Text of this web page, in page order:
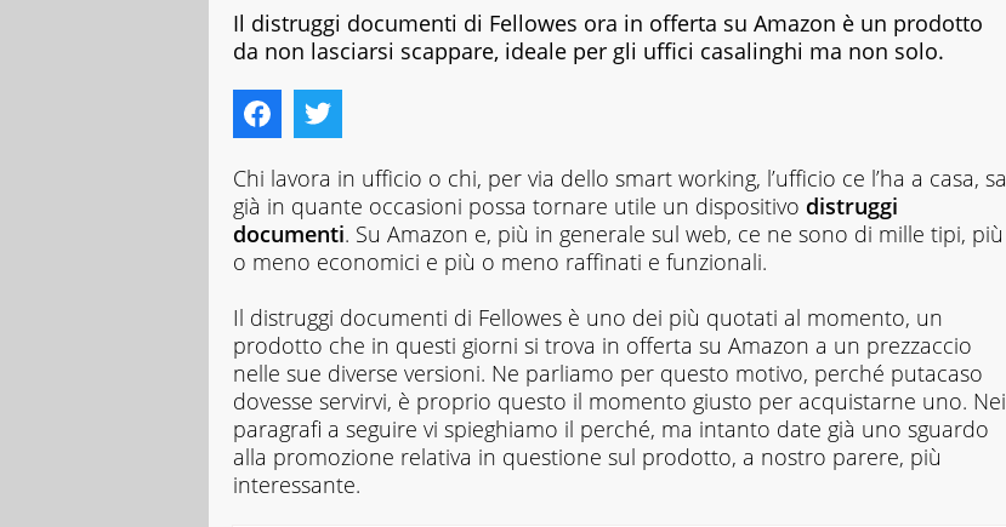
Il distruggi documenti di Fellowes ora in offerta su Amazon è un prodotto
da non lasciarsi scappare, ideale per gli uffici casalinghi ma non solo.
Chi lavora in ufficio o chi, per via dello smart working, l’ufficio ce l’ha a casa, sa
già in quante occasioni possa tornare utile un dispositivo distruggi
documenti. Su Amazon e, più in generale sul web, ce ne sono di mille tipi, più
o meno economici e più o meno raffinati e funzionali.
Il distruggi documenti di Fellowes è uno dei più quotati al momento, un
prodotto che in questi giorni si trova in offerta su Amazon a un prezzaccio
nelle sue diverse versioni. Ne parliamo per questo motivo, perché putacaso
dovesse servirvi, è proprio questo il momento giusto per acquistarne uno. Nei
paragrafi a seguire vi spieghiamo il perché, ma intanto date già uno sguardo
alla promozione relativa in questione sul prodotto, a nostro parere, più
interessante.